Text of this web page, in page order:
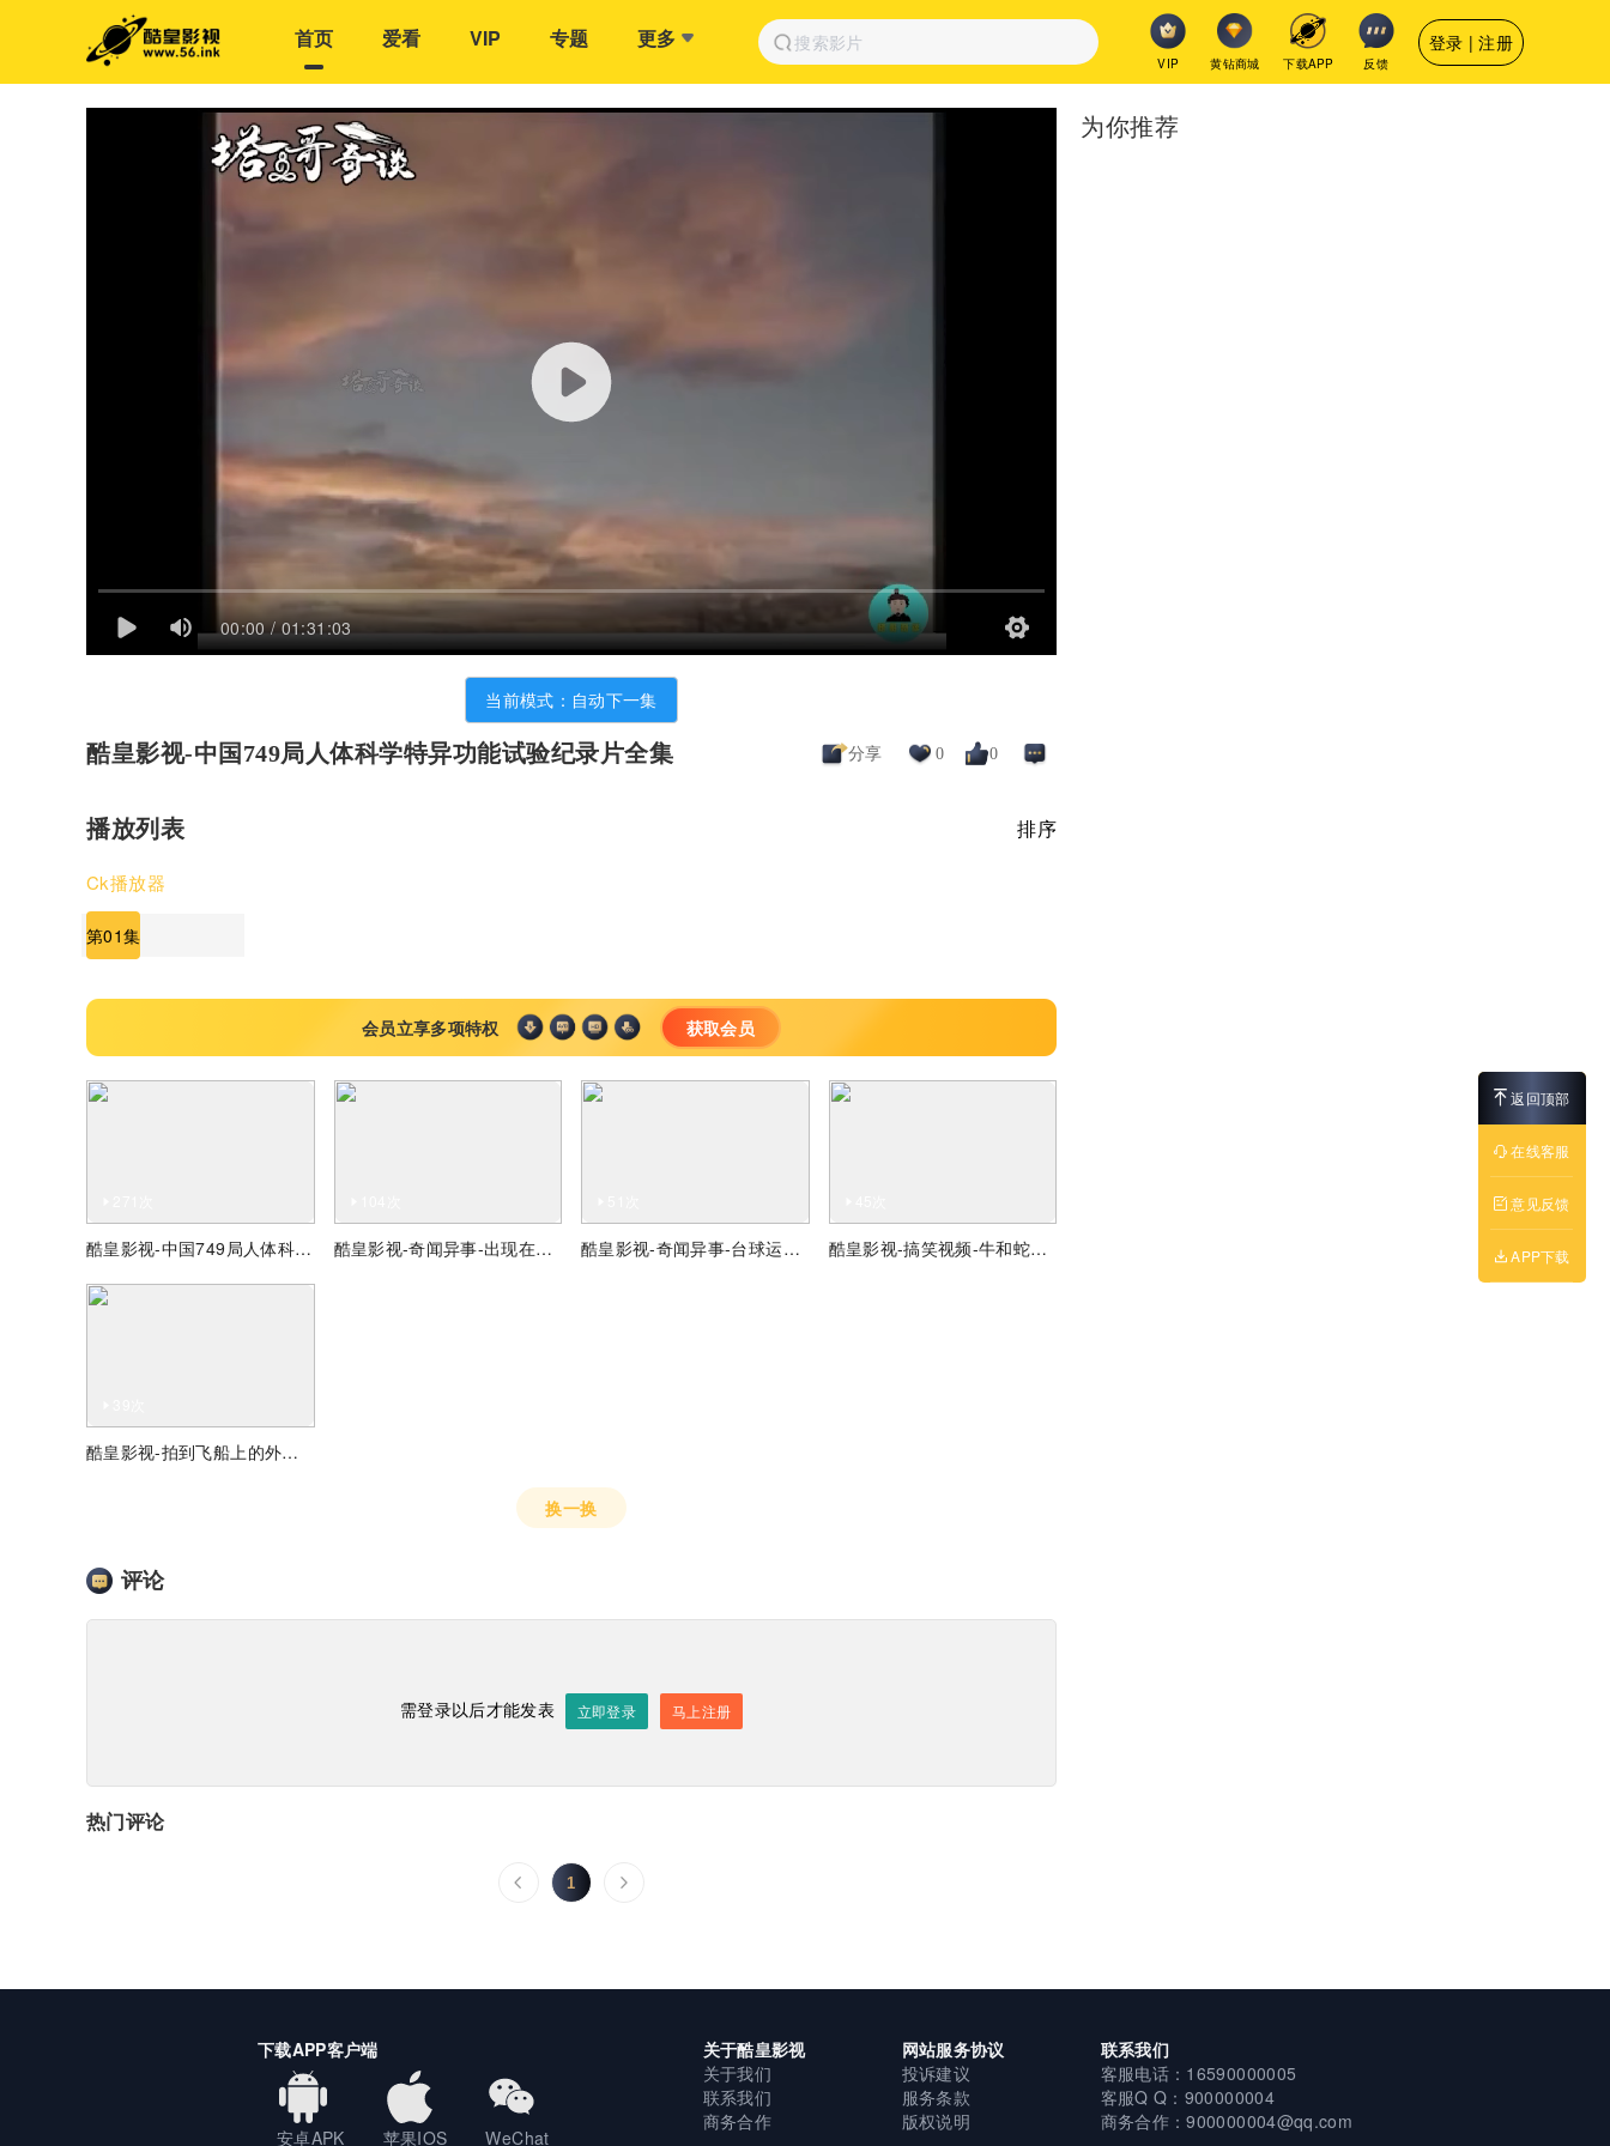
首页 爱看 VIP 专题 更多
VIP 黄钻商城 下载APP 反馈
登录 | 注册
00:00 / 01:31:03
当前模式：自动下一集
酷皇影视-中国749局人体科学特异功能试验纪录片全集 分享 0 0
播放列表 排序
Ck播放器
第01集
会员立享多项特权 获取会员
酷皇影视-中国749局人体科学特异功能试验纪录片全集 酷皇影视-奇闻异事-出现在沙漠上的 UFO 和外星人 酷皇影视-奇闻异事-台球运动员飞旋跳杆打进球 酷皇影视-搞笑视频-牛和蛇在田里对峙
酷皇影视-拍到飞船上的外星人史上最清晰UFO视频
换一换
评论
需登录以后才能发表 立即登录 马上注册
热门评论
1
为你推荐
下载APP客户端
安卓APK 苹果IOS WeChat
关于酷皇影视
关于我们
联系我们
商务合作
网站服务协议
投诉建议
服务条款
版权说明
联系我们
客服电话：16590000005
客服Q Q：900000004
商务合作：900000004@qq.com
返回顶部
在线客服
意见反馈
APP下载